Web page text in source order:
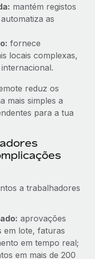
mantém registos
as
fornece
locais complexas,
reduz os
mais simples a
para a tua
a trabalhadores
aprovações
em lote, faturas
em tempo real;
em mais de 200